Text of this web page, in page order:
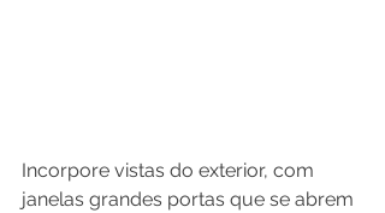
Incorpore vistas do exterior, com
janelas grandes portas que se abrem